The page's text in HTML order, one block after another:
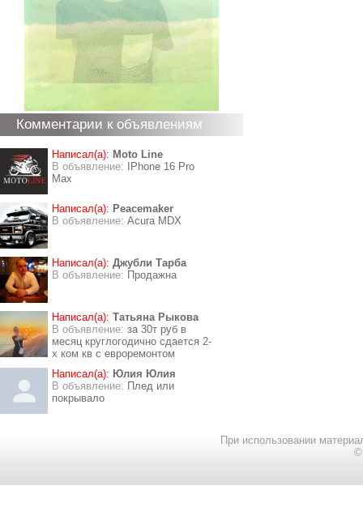
Комментарии к объявлениям
Написал(а): Moto Line
В объявление:
IPhone 16 Pro
Max
Написал(а): Peacemaker
В объявление: Acura MDX
Написал(а): Джубли Тарба
В объявление: Продажна
Написал(а): Татьяна Рыкова
В объявление: за 30т руб в
месяц круглогодично сдается 2-
х ком кв с евроремонтом
Написал(а): Юлия Юлия
В объявление: Плед или
покрывало
При использовании